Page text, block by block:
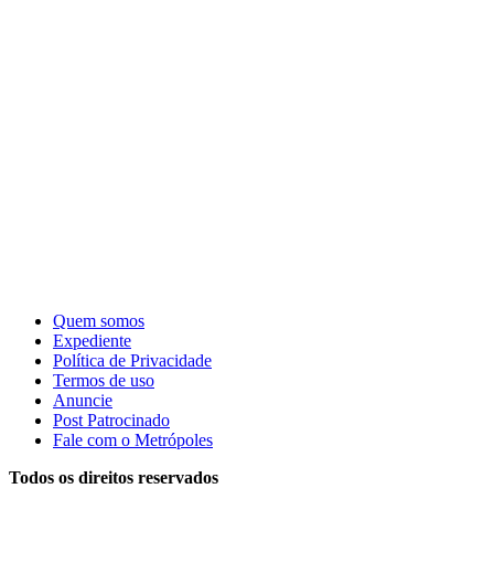
Quem somos
Expediente
Política de Privacidade
Termos de uso
Anuncie
Post Patrocinado
Fale com o Metrópoles
Todos os direitos reservados